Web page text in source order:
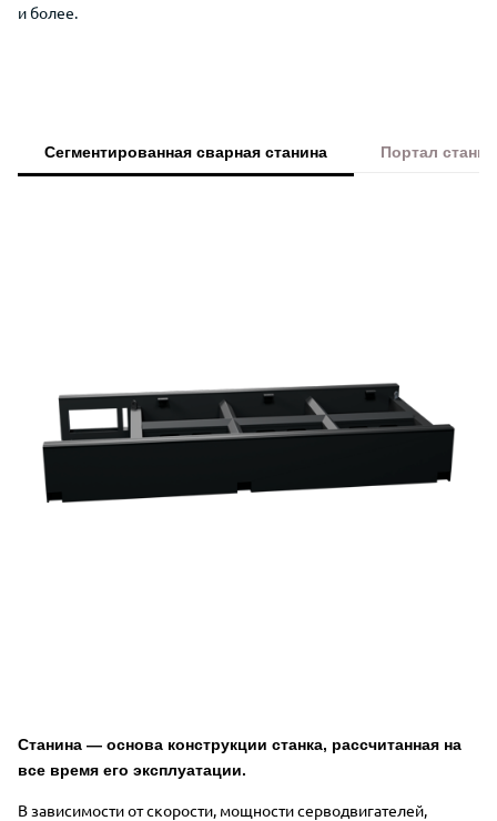
и более.
Сегментированная сварная станина Портал станка
Станина — основа конструкции станка, рассчитанная на
все время его эксплуатации.
В зависимости от скорости, мощности серводвигателей,